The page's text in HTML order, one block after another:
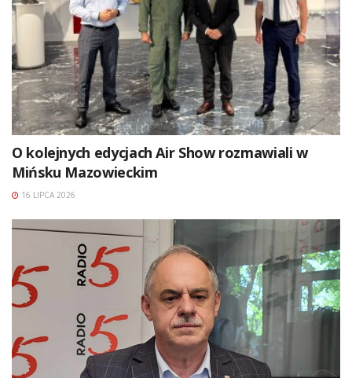
O kolejnych edycjach Air Show rozmawiali w
Mińsku Mazowieckim
16 LIPCA 2026